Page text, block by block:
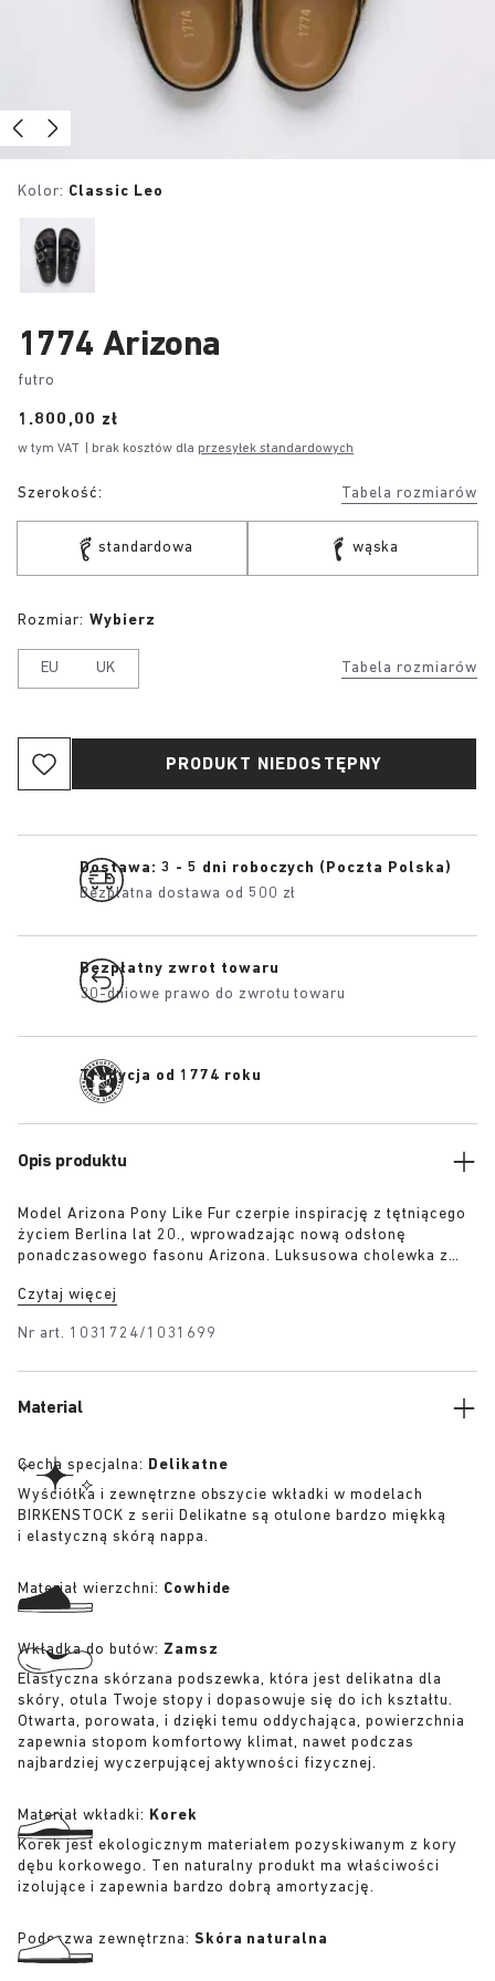
Kolor: Classic Leo
1774 Arizona
futro
Price:
1.800,00 zł
w tym VAT | brak kosztów dla przesyłek standardowych
Szerokość: Tabela rozmiarów
standardowa wąska
Tabela rozmiarów
Rozmiar: Wybierz
EU UK
PRODUKT NIEDOSTĘPNY
Dostawa: 3 - 5 dni roboczych (Poczta Polska)
Bezpłatna dostawa od 500 zł
Bezpłatny zwrot towaru
30-dniowe prawo do zwrotu towaru
Tradycja od 1774 roku
Opis produktu
Model Arizona Pony Like Fur czerpie inspirację z tętniącego
życiem Berlina lat 20., wprowadzając nową odsłonę
ponadczasowego fasonu Arizona. Luksusowa cholewka z
połączeniu z klamrą 1774 łączy nowoczesne rzemiosło z
poczucie stylu tamtej epoki.
Czytaj więcej
Nr art. 1031724/1031699
Material
Cecha specjalna: Delikatne
Wyściółka i zewnętrzne obszycie wkładki w modelach
BIRKENSTOCK z serii Delikatne są otulone bardzo miękką
i elastyczną skórą nappa.
Materiał wierzchni: Cowhide
Wkładka do butów: Zamsz
Elastyczna skórzana podszewka, która jest delikatna dla
skóry, otula Twoje stopy i dopasowuje się do ich kształtu.
Otwarta, porowata, i dzięki temu oddychająca, powierzchnia
zapewnia stopom komfortowy klimat, nawet podczas
najbardziej wyczerpującej aktywności fizycznej.
Materiał wkładki: Korek
Korek jest ekologicznym materiałem pozyskiwanym z kory
dębu korkowego. Ten naturalny produkt ma właściwości
izolujące i zapewnia bardzo dobrą amortyzację.
Podeszwa zewnętrzna: Skóra naturalna